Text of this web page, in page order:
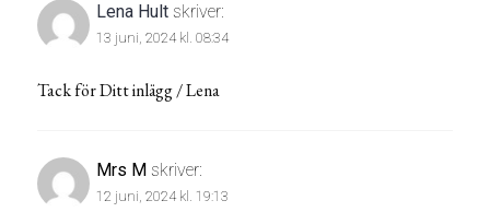
Lena Hult skriver:
13 juni, 2024 kl. 08:34
Tack för Ditt inlägg / Lena
Mrs M skriver:
12 juni, 2024 kl. 19:13